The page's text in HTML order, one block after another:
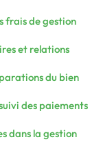
frais de gestion
et relations
du bien
des paiements
dans la gestion